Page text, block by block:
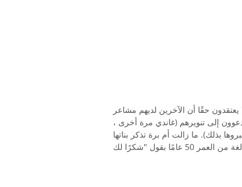
حقًا أن الآخرين لديهم مشاعر
إلى تنويرهم (غاندي مرة أخرى ،
بذلك). ما زالت أم برة تذكر بناتها